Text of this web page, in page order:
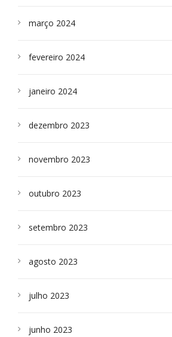
março 2024
fevereiro 2024
janeiro 2024
dezembro 2023
novembro 2023
outubro 2023
setembro 2023
agosto 2023
julho 2023
junho 2023